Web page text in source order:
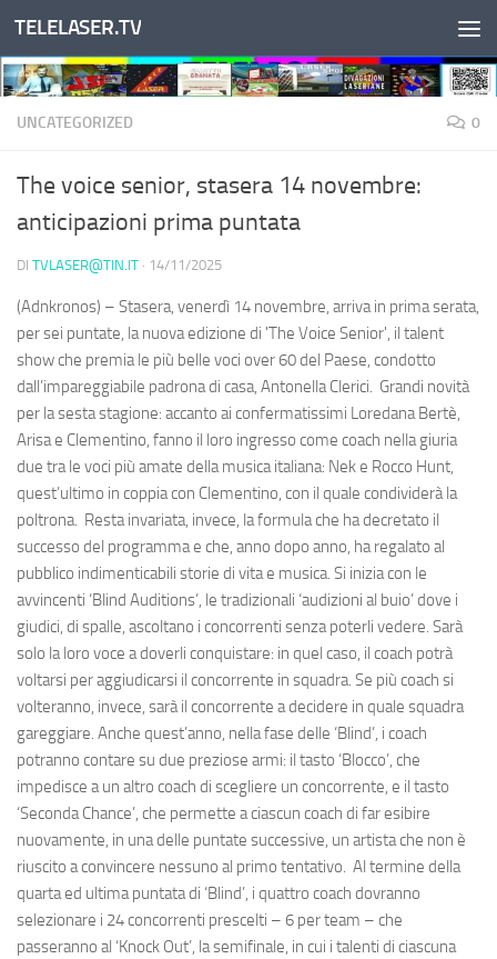
Salta al contenuto
TELELASER.TV
UNCATEGORIZED 0
The voice senior, stasera 14 novembre:
anticipazioni prima puntata
DI TVLASER@TIN.IT · 14/11/2025
(Adnkronos) – Stasera, venerdì 14 novembre, arriva in prima serata,
per sei puntate, la nuova edizione di 'The Voice Senior', il talent
show che premia le più belle voci over 60 del Paese, condotto
dall’impareggiabile padrona di casa, Antonella Clerici. Grandi novità
per la sesta stagione: accanto ai confermatissimi Loredana Bertè,
Arisa e Clementino, fanno il loro ingresso come coach nella giuria
due tra le voci più amate della musica italiana: Nek e Rocco Hunt,
quest’ultimo in coppia con Clementino, con il quale condividerà la
poltrona. Resta invariata, invece, la formula che ha decretato il
successo del programma e che, anno dopo anno, ha regalato al
pubblico indimenticabili storie di vita e musica. Si inizia con le
avvincenti ‘Blind Auditions’, le tradizionali ‘audizioni al buio’ dove i
giudici, di spalle, ascoltano i concorrenti senza poterli vedere. Sarà
solo la loro voce a doverli conquistare: in quel caso, il coach potrà
voltarsi per aggiudicarsi il concorrente in squadra. Se più coach si
volteranno, invece, sarà il concorrente a decidere in quale squadra
gareggiare. Anche quest’anno, nella fase delle ‘Blind’, i coach
potranno contare su due preziose armi: il tasto ‘Blocco’, che
impedisce a un altro coach di scegliere un concorrente, e il tasto
‘Seconda Chance’, che permette a ciascun coach di far esibire
nuovamente, in una delle puntate successive, un artista che non è
riuscito a convincere nessuno al primo tentativo. Al termine della
quarta ed ultima puntata di ‘Blind’, i quattro coach dovranno
selezionare i 24 concorrenti prescelti – 6 per team – che
passeranno al ‘Knock Out’, la semifinale, in cui i talenti di ciascuna